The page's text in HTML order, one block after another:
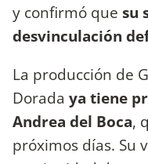
y confirmó que su
desvinculación
La producción de
Dorada ya tiene
Andrea del Boca,
próximos días. Su